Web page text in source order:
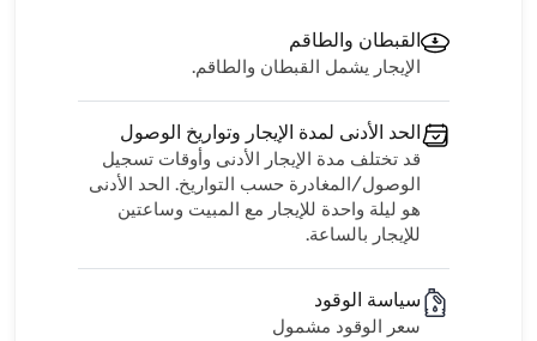
القبطان والطاقم
الإيجار يشمل القبطان والطاقم.
الحد الأدنى لمدة الإيجار وتواريخ الوصول
قد تختلف مدة الإيجار الأدنى وأوقات تسجيل
الوصول/المغادرة حسب التواريخ. الحد الأدنى
هو ليلة واحدة للإيجار مع المبيت وساعتين
للإيجار بالساعة.
سياسة الوقود
سعر الوقود مشمول